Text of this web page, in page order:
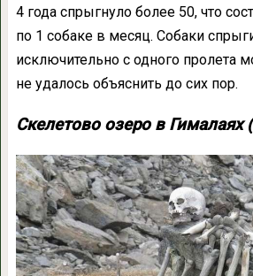
4 года спрыгнуло более 50, что
по 1 собаке в месяц. Собаки
исключительно с одного пролета
не удалось объяснить до сих пор.
Скелетово озеро в Гималаях